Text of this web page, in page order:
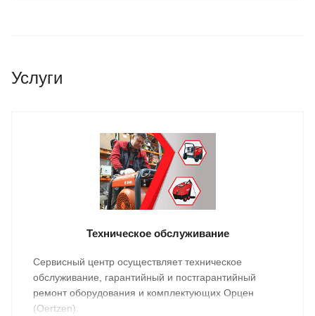
Услуги
Техническое обслуживание
Сервисный центр осуществляет техническое
обслуживание, гарантийный и постгарантийный
ремонт оборудования и комплектующих Орцен
(Oertzen).